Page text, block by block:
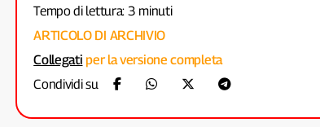
Tempo di lettura: 3 minuti
ARTICOLO DI ARCHIVIO
Collegati per la versione completa
Condividi su